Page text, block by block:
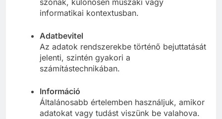
szónak, különösen műszaki vagy
informatikai kontextusban.
Adatbevitel
Az adatok rendszerekbe történő bejuttatását
jelenti, szintén gyakori a
számítástechnikában.
Információ
Általánosabb értelemben használjuk, amikor
adatokat vagy tudást viszünk be valahova.